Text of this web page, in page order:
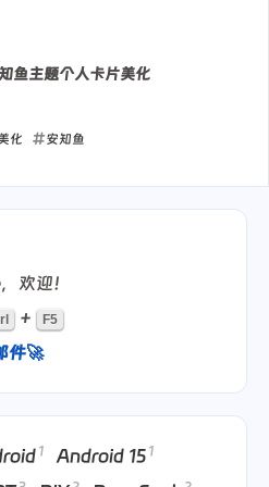
鱼主题个人卡片美化
化 安知鱼
欢迎！
+ F5
件🚀
1 Android 15 1